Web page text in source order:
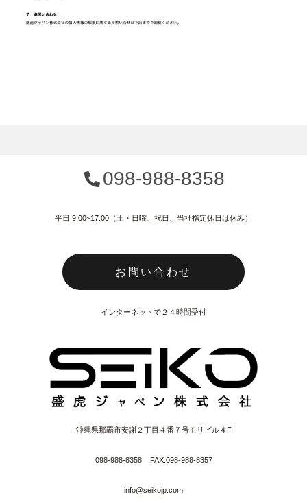
098-988-8358
平日 9:00~17:00（土・日曜、祝日、当社指定休日は休み）
お問い合わせ
インターネットで２４時間受付
沖縄県那覇市安謝２丁目４番７号モリビル４F
098‐988‐8358 FAX:098‐988‐8357
info@seikojp.com